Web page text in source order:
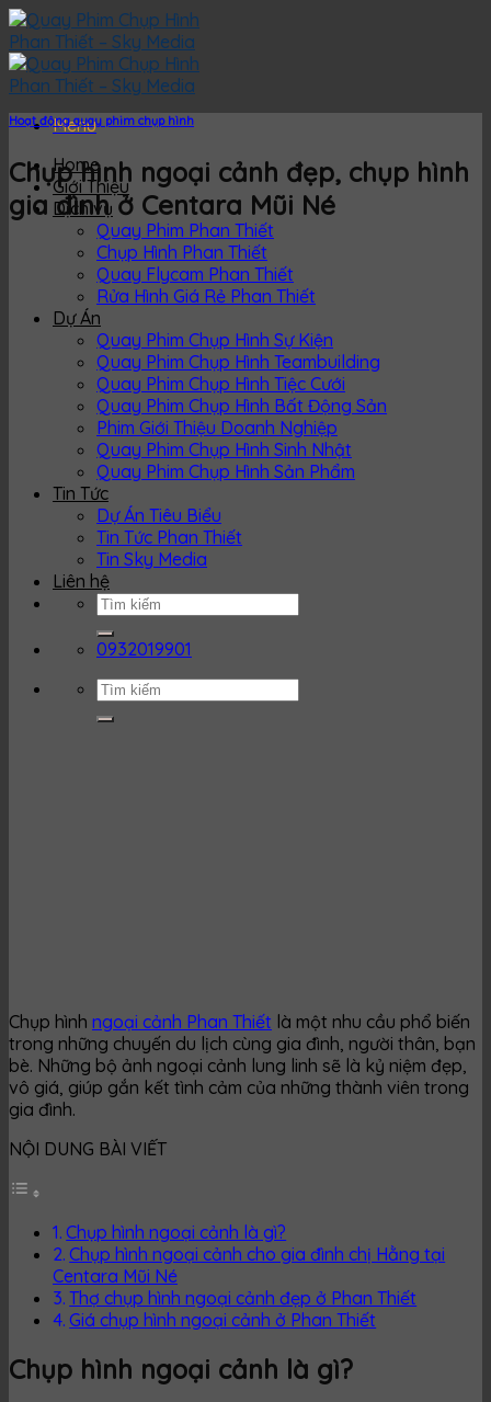
Skip
to
content
Menu
Home
Giới Thiệu
Dịch vụ
Quay Phim Phan Thiết
Chụp Hình Phan Thiết
Quay Flycam Phan Thiết
Rửa Hình Giá Rẻ Phan Thiết
Dự Án
Quay Phim Chụp Hình Sự Kiện
Quay Phim Chụp Hình Teambuilding
Quay Phim Chụp Hình Tiệc Cưới
Quay Phim Chụp Hình Bất Động Sản
Phim Giới Thiệu Doanh Nghiệp
Quay Phim Chụp Hình Sinh Nhật
Quay Phim Chụp Hình Sản Phẩm
Tin Tức
Dự Án Tiêu Biểu
Tin Tức Phan Thiết
Tin Sky Media
Liên hệ
0932019901
Hoạt động quay phim chụp hình
Chụp hình ngoại cảnh đẹp, chụp hình
gia đình ở Centara Mũi Né
Chụp hình ngoại cảnh Phan Thiết là một nhu cầu phổ biến
trong những chuyến du lịch cùng gia đình, người thân, bạn
bè. Những bộ ảnh ngoại cảnh lung linh sẽ là kỷ niệm đẹp,
vô giá, giúp gắn kết tình cảm của những thành viên trong
gia đình.
NỘI DUNG BÀI VIẾT
Chụp hình ngoại cảnh là gì?
Chụp hình ngoại cảnh cho gia đình chị Hằng tại
Centara Mũi Né
Thợ chụp hình ngoại cảnh đẹp ở Phan Thiết
Giá chụp hình ngoại cảnh ở Phan Thiết
Chụp hình ngoại cảnh là gì?